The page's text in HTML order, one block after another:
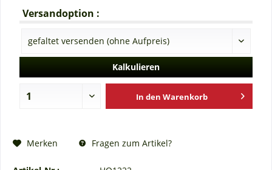
Versandoption :
Kalkulieren
In den Warenkorb
Merken Fragen zum Artikel?